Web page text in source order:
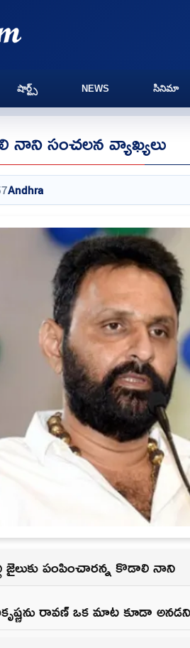
షార్ట్స్ NEWS సినిమా
నాని సంచలన వ్యాఖ్యలు
Andhra
జైలుకు పంపించారన్న కొడాలి నాని
రావణ్ ఒక మాట కూడా